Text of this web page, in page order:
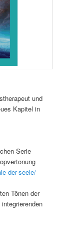
und
Kapitel in
Serie
der-seele/
Tönen der